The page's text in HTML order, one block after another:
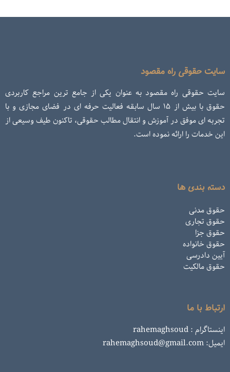
سایت حقوقی راه مقصود
سایت حقوقی راه مقصود به عنوان یکی از جامع ترین مراجع کاربردی
حقوق با بیش از ۱۵ سال سابقه فعالیت حرفه ای در فضای مجازی و با
تجربه ای موفق در آموزش و انتقال مطالب حقوقی، تاکنون طیف وسیعی از
این خدمات را ارائه نموده است.
دسته بندی ها
حقوق مدنی
حقوق تجاری
حقوق جزا
حقوق خانواده
آیین دادرسی
حقوق مالکیت
ارتباط با ما
اینستاگرام : rahemaghsoud
ایمیل: rahemaghsoud@gmail.com